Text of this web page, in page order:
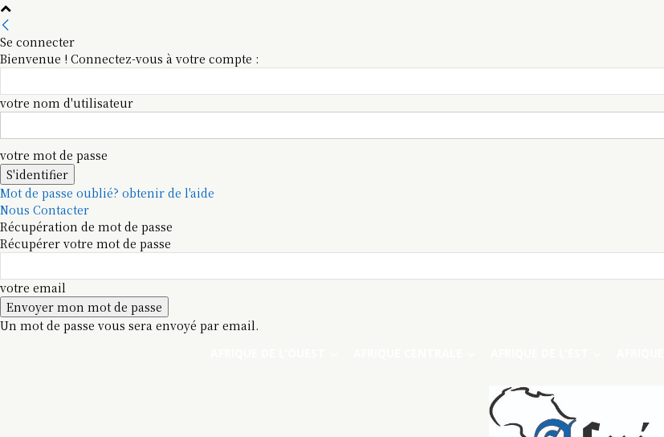
Se connecter
Bienvenue ! Connectez-vous à votre compte :
votre nom d'utilisateur
votre mot de passe
Mot de passe oublié? obtenir de l'aide
Nous Contacter
Récupération de mot de passe
Récupérer votre mot de passe
votre email
Un mot de passe vous sera envoyé par email.